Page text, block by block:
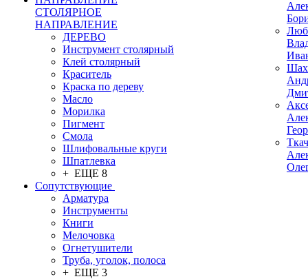
СТОЛЯРНОЕ
НАПРАВЛЕНИЕ
ДЕРЕВО
Инструмент столярный
Клей столярный
Краситель
Краска по дереву
Масло
Морилка
Пигмент
Смола
Шлифовальные круги
Шпатлевка
+ ЕЩЕ 8
Сопутствующие
Арматура
Инструменты
Книги
Мелочовка
Огнетушители
Труба, уголок, полоса
+ ЕЩЕ 3